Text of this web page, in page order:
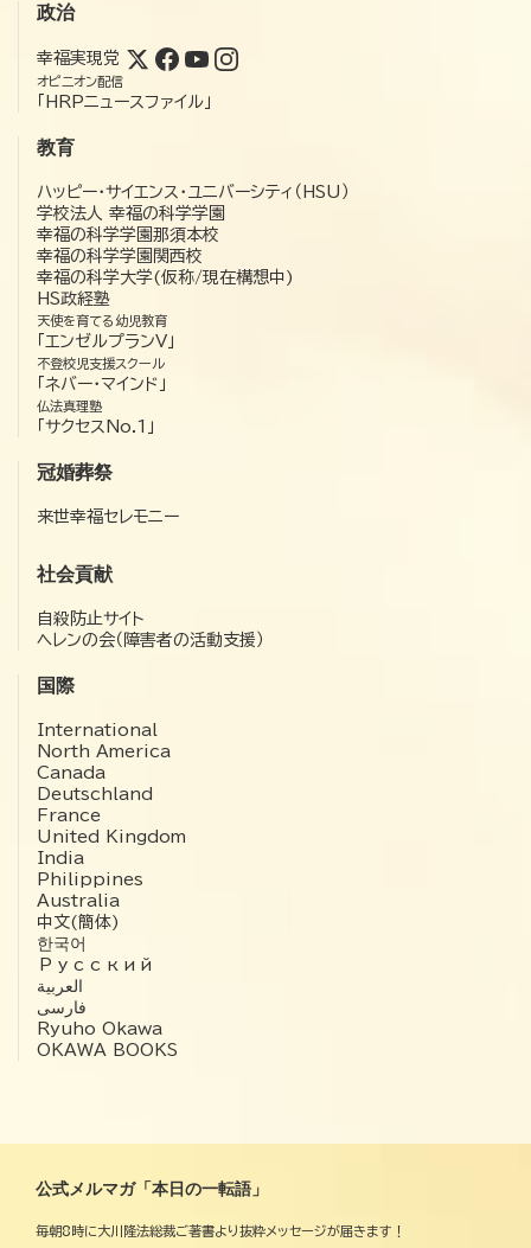
政治
幸福実現党
オピニオン配信
「HRPニュースファイル」
教育
ハッピー・サイエンス・ユニバーシティ（HSU）
学校法人 幸福の科学学園
幸福の科学学園那須本校
幸福の科学学園関西校
幸福の科学大学(仮称/現在構想中)
HS政経塾
天使を育てる幼児教育
「エンゼルプランV」
不登校児支援スクール
「ネバー・マインド」
仏法真理塾
「サクセスNo.1」
冠婚葬祭
来世幸福セレモニー
社会貢献
自殺防止サイト
ヘレンの会（障害者の活動支援）
国際
International
North America
Canada
Deutschland
France
United Kingdom
India
Philippines
Australia
中文(簡体)
한국어
Русский
العربية‏
فارسی
Ryuho Okawa
OKAWA BOOKS
公式メルマガ「本日の一転語」
毎朝8時に大川隆法総裁ご著書より抜粋メッセージが届きます！